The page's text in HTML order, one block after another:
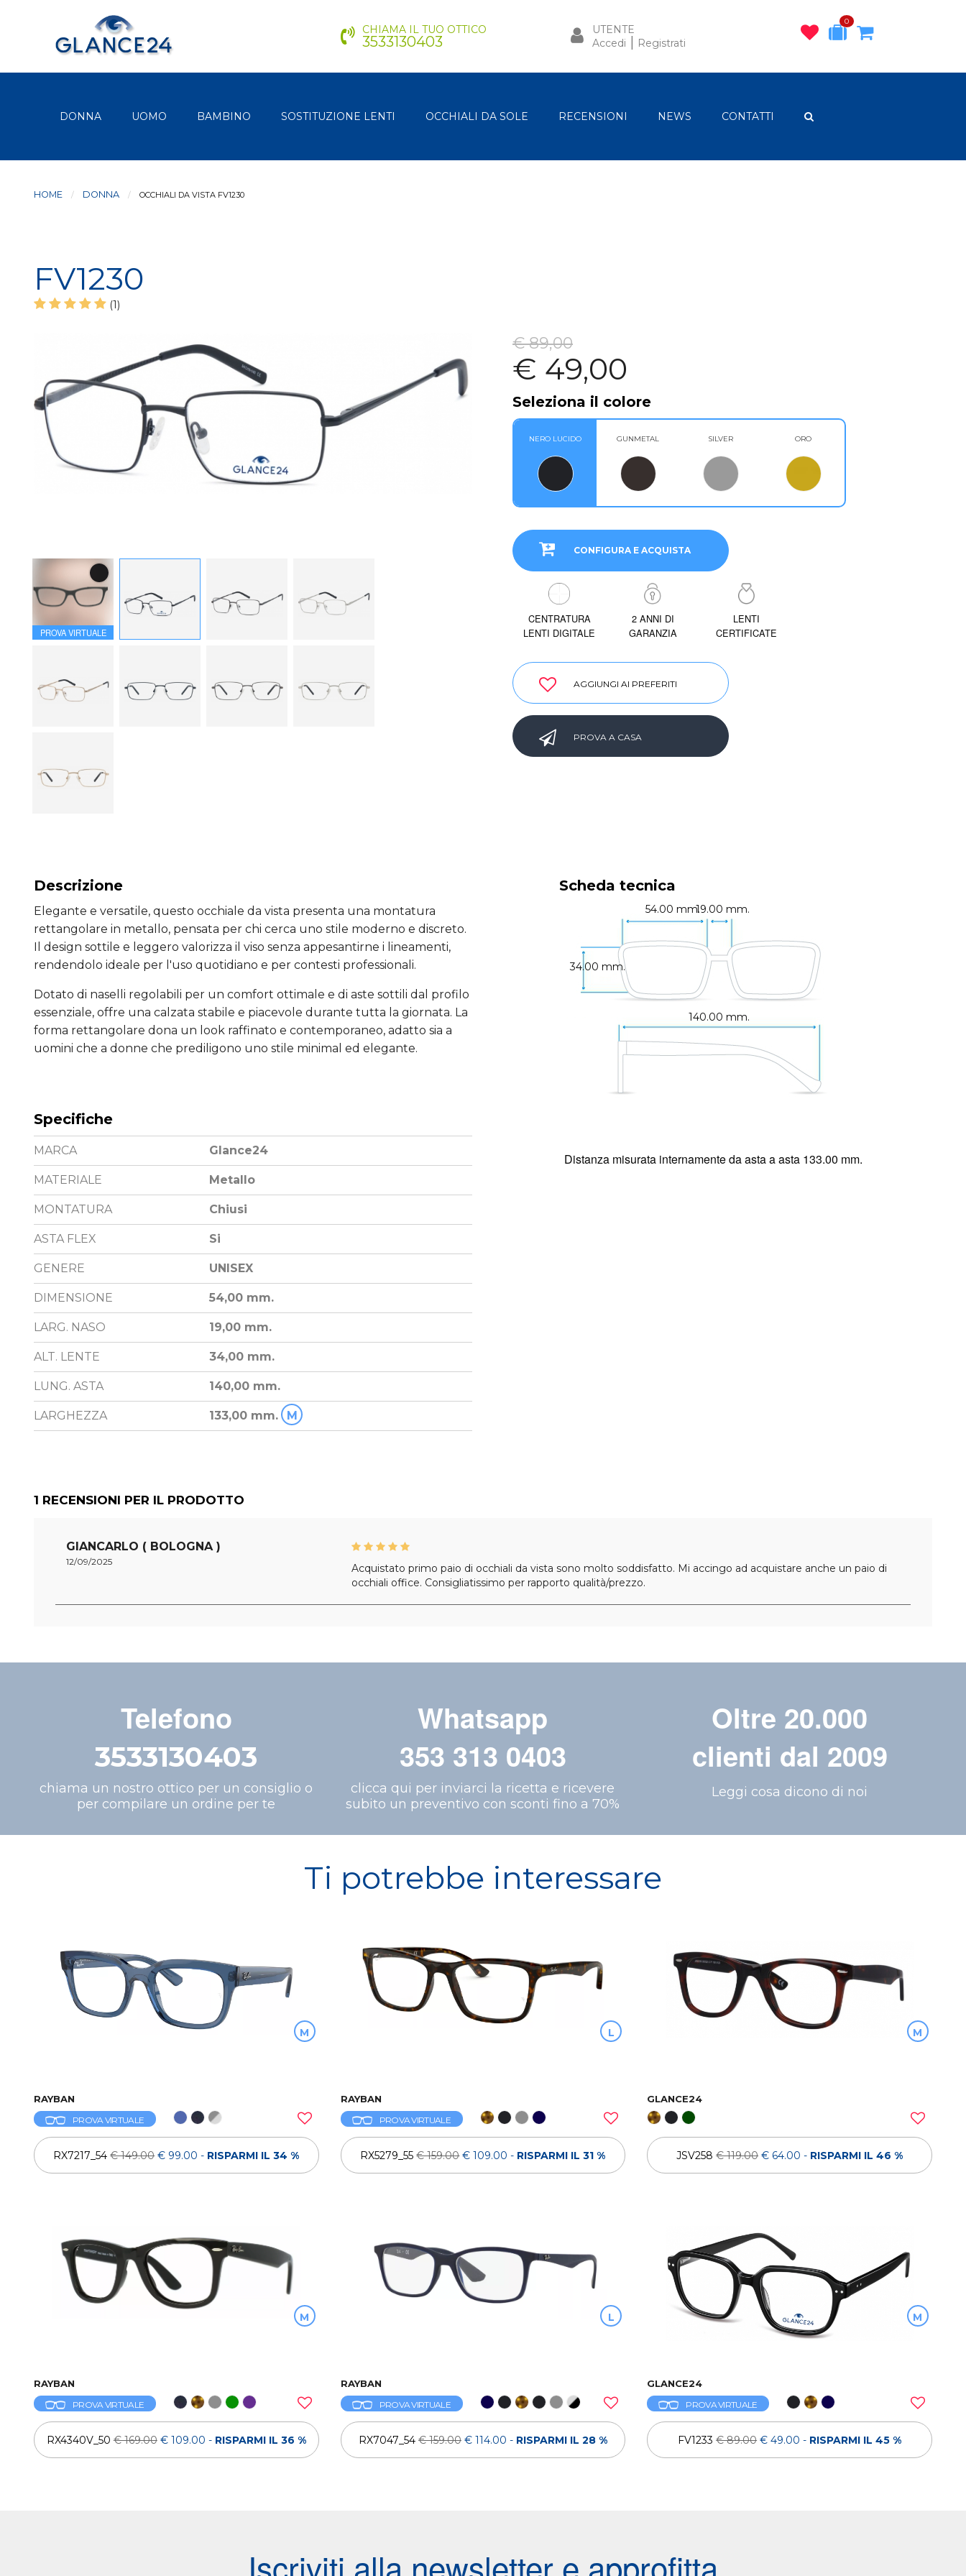
CHIAMA IL TUO OTTICO
3533130403
UTENTE
Accedi | Registrati
0
DONNA UOMO BAMBINO SOSTITUZIONE LENTI OCCHIALI DA SOLE RECENSIONI NEWS CONTATTI
HOME DONNA CURRENT:
OCCHIALI DA VISTA FV1230
FV1230
(1)
PROVA VIRTUALE
€ 89,00
€ 49,00
Seleziona il colore
NERO LUCIDO GUNMETAL SILVER ORO
CONFIGURA E ACQUISTA
CENTRATURA
LENTI DIGITALE
2 ANNI DI
GARANZIA
LENTI
CERTIFICATE
AGGIUNGI AI PREFERITI
PROVA A CASA
Descrizione
Elegante e versatile, questo occhiale da vista presenta una montatura
rettangolare in metallo, pensata per chi cerca uno stile moderno e discreto.
Il design sottile e leggero valorizza il viso senza appesantirne i lineamenti,
rendendolo ideale per l'uso quotidiano e per contesti professionali.
Dotato di naselli regolabili per un comfort ottimale e di aste sottili dal profilo
essenziale, offre una calzata stabile e piacevole durante tutta la giornata. La
forma rettangolare dona un look raffinato e contemporaneo, adatto sia a
uomini che a donne che prediligono uno stile minimal ed elegante.
Specifiche
MARCA Glance24
MATERIALE Metallo
MONTATURA Chiusi
ASTA FLEX Si
GENERE UNISEX
DIMENSIONE 54,00 mm.
LARG. NASO 19,00 mm.
ALT. LENTE 34,00 mm.
LUNG. ASTA 140,00 mm.
LARGHEZZA 133,00 mm. M
Scheda tecnica
54.00 mm.19.00 mm.
140.00 mm.
34.00 mm.
Distanza misurata internamente da asta a asta 133.00 mm.
1 RECENSIONI PER IL PRODOTTO
GIANCARLO ( BOLOGNA )
12/09/2025
Acquistato primo paio di occhiali da vista sono molto soddisfatto. Mi accingo ad acquistare anche un paio di
occhiali office. Consigliatissimo per rapporto qualità/prezzo.
Telefono
3533130403
chiama un nostro ottico per un consiglio o
per compilare un ordine per te
Whatsapp
353 313 0403
clicca qui per inviarci la ricetta e ricevere
subito un preventivo con sconti fino a 70%
Oltre 20.000
clienti dal 2009
Leggi cosa dicono di noi
Ti potrebbe interessare
M
RAYBAN
PROVA VIRTUALE
RX7217_54€ 149.00 € 99.00 - RISPARMI IL 34 %
L
RAYBAN
PROVA VIRTUALE
RX5279_55€ 159.00 € 109.00 - RISPARMI IL 31 %
M
GLANCE24
JSV258€ 119.00 € 64.00 - RISPARMI IL 46 %
M
RAYBAN
PROVA VIRTUALE
RX4340V_50€ 169.00 € 109.00 - RISPARMI IL 36 %
L
RAYBAN
PROVA VIRTUALE
RX7047_54 € 159.00 € 114.00 - RISPARMI IL 28 %
M
GLANCE24
PROVA VIRTUALE
FV1233€ 89.00 € 49.00 - RISPARMI IL 45 %
Iscriviti alla newsletter e approfitta